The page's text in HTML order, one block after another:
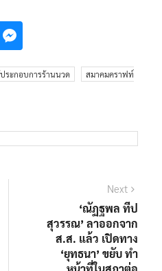
ระกอบการร้านนวด
สมาคมคราฟท์
Next
‘ณัฏฐพล ทีป
สุวรรณ’ ลาออกจาก
ส.ส. แล้ว เปิดทาง
‘ยุทธนา’ ขยับ ทำ